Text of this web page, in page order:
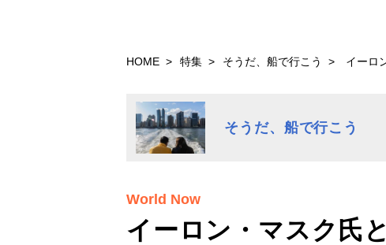
HOME 特集 そうだ、船で行こう イーロ
そうだ、船で行こう
イーロン・マスク氏
World Now